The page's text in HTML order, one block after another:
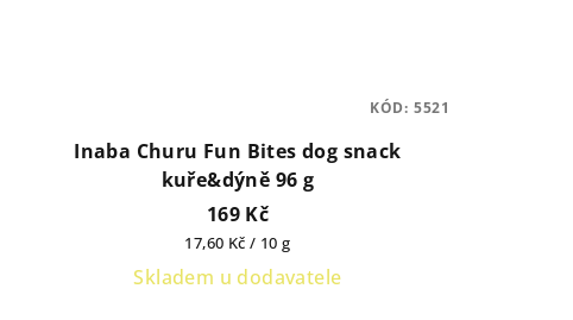
Inaba Churu Fun Bites dog snack
kuře&dýně 96 g
169 Kč
Měrná
cena:
17,60 Kč / 10 g
Skladem u dodavatele
KÓD: 5521